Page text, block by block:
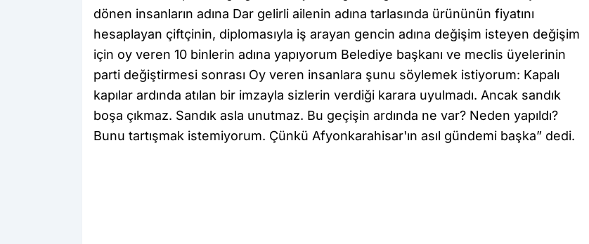
dönen insanların adına Dar gelirli ailenin adına tarlasında ürününün fiyatını
hesaplayan çiftçinin, diplomasıyla iş arayan gencin adına değişim isteyen değişim
için oy veren 10 binlerin adına yapıyorum Belediye başkanı ve meclis üyelerinin
parti değiştirmesi sonrası Oy veren insanlara şunu söylemek istiyorum: Kapalı
kapılar ardında atılan bir imzayla sizlerin verdiği karara uyulmadı. Ancak sandık
boşa çıkmaz. Sandık asla unutmaz. Bu geçişin ardında ne var? Neden yapıldı?
Bunu tartışmak istemiyorum. Çünkü Afyonkarahisar'ın asıl gündemi başka” dedi.